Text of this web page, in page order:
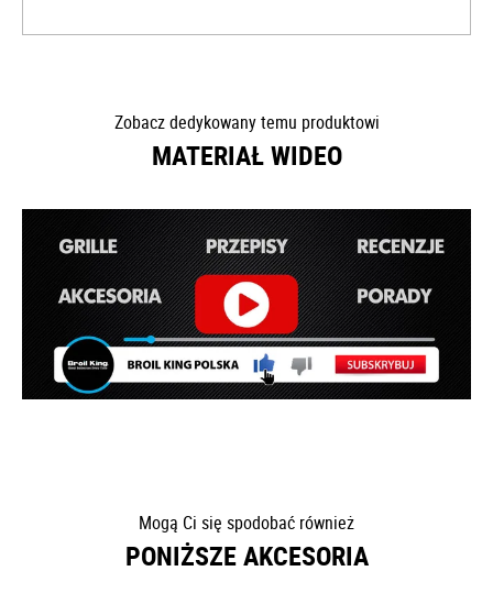
Zobacz dedykowany temu produktowi
MATERIAŁ WIDEO
Mogą Ci się spodobać również
PONIŻSZE AKCESORIA